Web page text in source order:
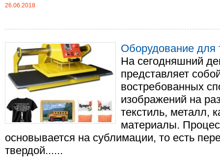
26.06.2018
Оборудование для
На сегодняшний
представляет
востребованных
изображений на
текстиль, металл,
материалы.
основывается на сублимации, то есть
твердой......